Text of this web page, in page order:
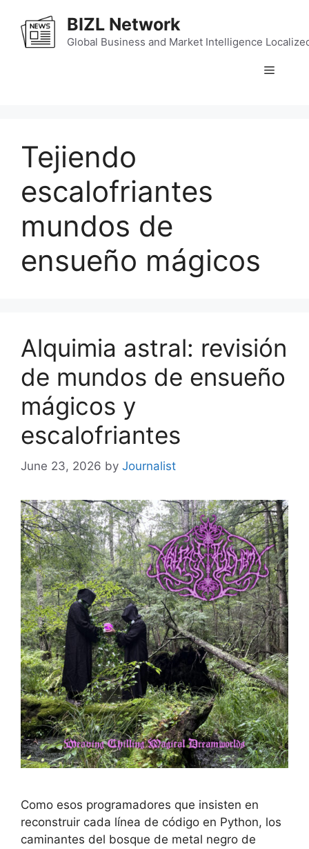
content
BIZL Network
Global Business and Market Intelligence
Menu
Tejiendo
escalofriantes
mundos de
ensueño mágicos
Alquimia astral: revisión
de mundos de ensueño
mágicos y
escalofriantes
June 23, 2026 by Journalist
Como esos programadores que insisten en
reconstruir cada línea de código en Python, los
caminantes del bosque de metal negro de